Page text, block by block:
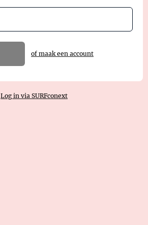
of maak een account
Log in via SURFconext